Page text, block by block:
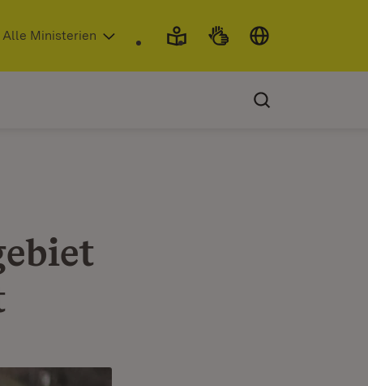
in neuem Fenster)
Alle Ministerien